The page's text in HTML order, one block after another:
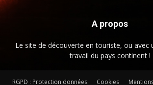
A propos
Le site de découverte en touriste, ou avec
travail du pays continent !
RGPD : Protection données Cookies